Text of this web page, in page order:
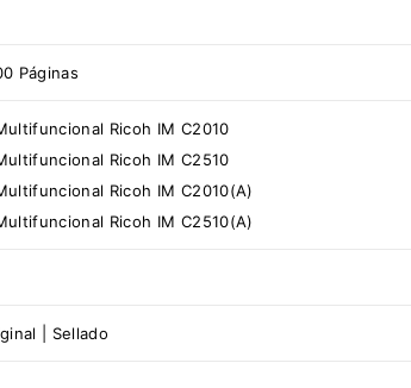
Páginas
Ricoh IM C2010
Ricoh IM C2510
Ricoh IM C2010(A)
Ricoh IM C2510(A)
| Sellado